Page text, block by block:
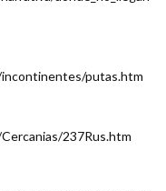
putas.htm
237Rus.htm